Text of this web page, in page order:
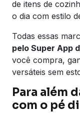
de itens de
o dia com estilo
Todas essas
pelo Super App
você compra,
versáteis sem
Para além
com o pé